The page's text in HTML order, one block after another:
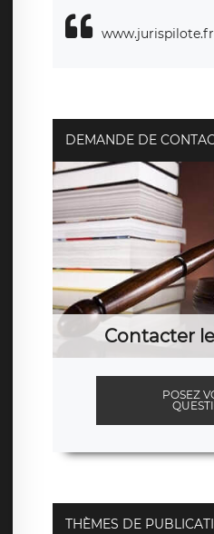
www.jurispilote.fr
DEMANDE DE
Contacter
POSEZ
THÈMES DE